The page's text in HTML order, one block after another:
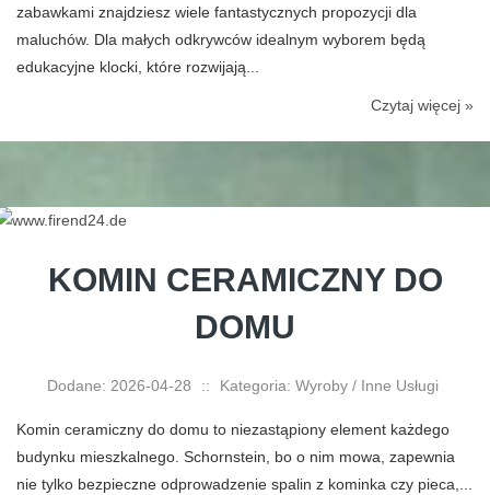
zabawkami znajdziesz wiele fantastycznych propozycji dla
maluchów. Dla małych odkrywców idealnym wyborem będą
edukacyjne klocki, które rozwijają...
Czytaj więcej »
KOMIN CERAMICZNY DO
DOMU
Dodane: 2026-04-28 :: Kategoria: Wyroby / Inne Usługi
Komin ceramiczny do domu to niezastąpiony element każdego
budynku mieszkalnego. Schornstein, bo o nim mowa, zapewnia
nie tylko bezpieczne odprowadzenie spalin z kominka czy pieca,...